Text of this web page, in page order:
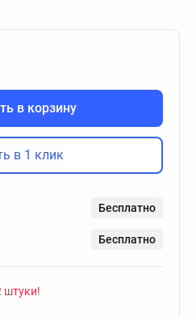
в корзину
в 1 клик
Бесплатно
Бесплатно
штуки